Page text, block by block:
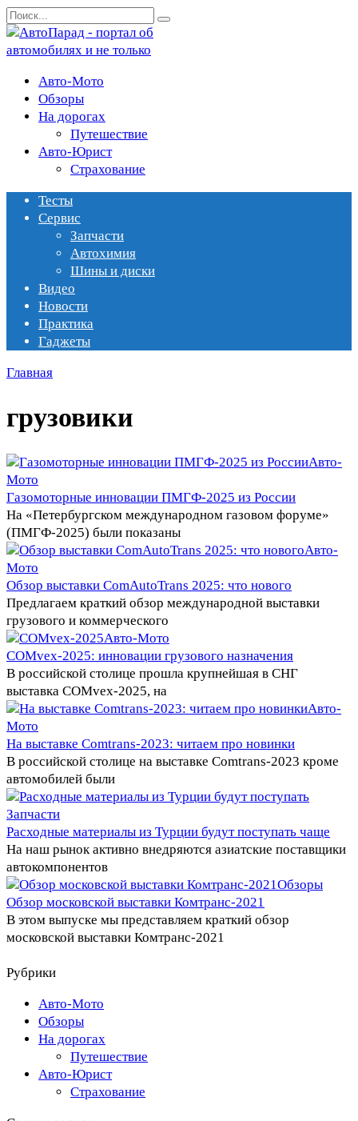
Перейти
к
содержанию
Search
for:
Авто-Мото
Обзоры
На дорогах
Путешествие
Авто-Юрист
Страхование
Тесты
Сервис
Запчасти
Автохимия
Шины и диски
Видео
Новости
Практика
Гаджеты
Главная
грузовики
Авто-
Мото
Газомоторные инновации ПМГФ-2025 из России
На «Петербургском международном газовом форуме»
(ПМГФ-2025) были показаны
Авто-
Мото
Обзор выставки ComAutoTrans 2025: что нового
Предлагаем краткий обзор международной выставки
грузового и коммерческого
Авто-Мото
COMvex-2025: инновации грузового назначения
В российской столице прошла крупнейшая в СНГ
выставка COMvex-2025, на
Авто-
Мото
На выставке Comtrans-2023: читаем про новинки
В российской столице на выставке Comtrans-2023 кроме
автомобилей были
Запчасти
Расходные материалы из Турции будут поступать чаще
На наш рынок активно внедряются азиатские поставщики
автокомпонентов
Обзоры
Обзор московской выставки Комтранс-2021
В этом выпуске мы представляем краткий обзор
московской выставки Комтранс-2021
Рубрики
Авто-Мото
Обзоры
На дорогах
Путешествие
Авто-Юрист
Страхование